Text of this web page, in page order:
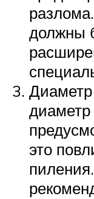
должны
это